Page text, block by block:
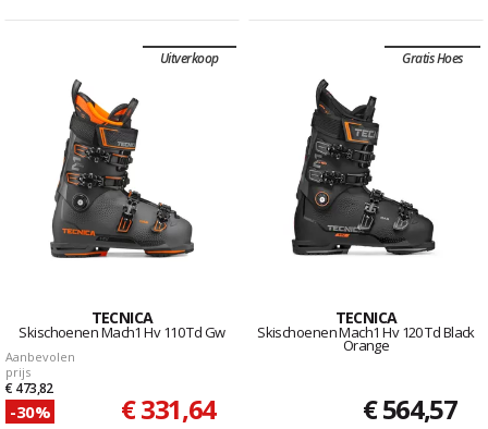
Uitverkoop
TECNICA
Skischoenen Mach1 Hv 110 Td Gw
Aanbevolen
prijs
€ 473,82
-30% € 331,64
Gratis Hoes
TECNICA
Skischoenen Mach1 Hv 120 Td Black
Orange
€ 564,57